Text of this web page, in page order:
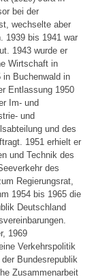
bei der
wechselte aber
1939 bis 1941 war
1943 wurde er
Wirtschaft in
in Buchenwald in
Entlassung 1950
Im- und
und
und des
1951 erhielt er
und Technik des
des
Regierungsrat,
1954 bis 1965 die
Deutschland
1969
Verkehrspolitik
Bundesrepublik
Zusammenarbeit